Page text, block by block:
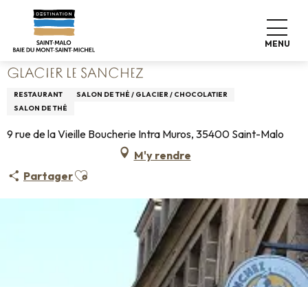
contenu
MENU
Accueil Vivre comme chez nous
Restaurants
GLACIER LE SANCHEZ
RESTAURANT
SALON DE THÉ / GLACIER / CHOCOLATIER
SALON DE THÉ
9 rue de la Vieille Boucherie Intra Muros, 35400 Saint-Malo
M'y rendre
PartagerAjouter aux favoris